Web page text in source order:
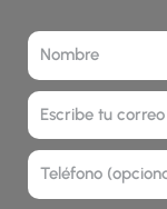
Nombre
Correo
Tel